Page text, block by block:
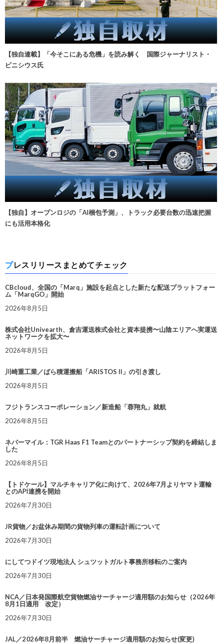
【独自連載】「今そこにある危機」を読み解く 国際ジャーナリスト・
ビニシウス氏
【独自】オープンロジの「AI梱包予測」、トラック必要台数の迅速把握
にも活用本格化
プレスリリースまとめてチェック
CBcloud、全国の「Marq」施設を起点とした新たな配送プラットフォー
ム「MarqGO」開始
2026年8月5日
株式会社Univearth、倉吉運送株式会社と資本提携〜山陰エリアへ実運送
ネットワークを拡大〜
2026年8月5日
川崎重工業／ばら積運搬船「ARISTOS II」の引き渡し
2026年8月5日
フジトランスコーポレーション／新造船「蓉翔丸」就航
2026年8月5日
ネバーマイル：TGR Haas F1 Teamとのパートナーシップ契約を締結しま
した
2026年8月5日
【トドケール】マルチキャリア化に向けて、2026年7月よりヤマト運輸
とのAPI連携を開始
2026年7月30日
JR貨物／お盆休み期間の貨物列車の運転計画について
2026年7月30日
にしてつドイツ現地法人 シュツットガルト事務所移転のご案内
2026年7月30日
NCA／日本発国際航空貨物燃油サーチャージ適用額のお知らせ（2026年
8月1日適用 改定）
2026年7月30日
JAL／2026年8月前半 燃油サーチャージ適用額のお知らせ(変更)